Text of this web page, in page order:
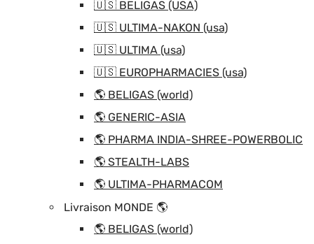
🇺🇸 BELIGAS (USA)
🇺🇸 ULTIMA-NAKON (usa)
🇺🇸 ULTIMA (usa)
🇺🇸 EUROPHARMACIES (usa)
🌎 BELIGAS (world)
🌎 GENERIC-ASIA
🌎 PHARMA INDIA-SHREE-POWERBOLIC
🌎 STEALTH-LABS
🌎 ULTIMA-PHARMACOM
Livraison MONDE 🌎
🌎 BELIGAS (world)